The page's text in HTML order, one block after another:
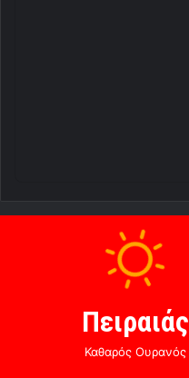
Πειραιάς
Καθαρός Ουρανός